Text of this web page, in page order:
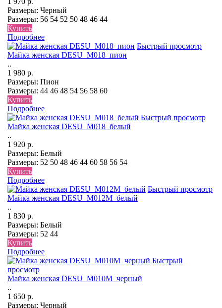
Размеры: Черный
Размеры: 56 54 52 50 48 46 44
Купить
Подробнее
Быстрый просмотр
Майка женская DESU_М018_пион
..
1 980 р.
Размеры: Пион
Размеры: 44 46 48 54 56 58 60
Купить
Подробнее
Быстрый просмотр
Майка женская DESU_М018_белый
..
1 920 р.
Размеры: Белый
Размеры: 52 50 48 46 44 60 58 56 54
Купить
Подробнее
Быстрый просмотр
Майка женская DESU_М012М_белый
..
1 830 р.
Размеры: Белый
Размеры: 52 44
Купить
Подробнее
Быстрый
просмотр
Майка женская DESU_М010М_черный
..
1 650 р.
Размеры: Черный